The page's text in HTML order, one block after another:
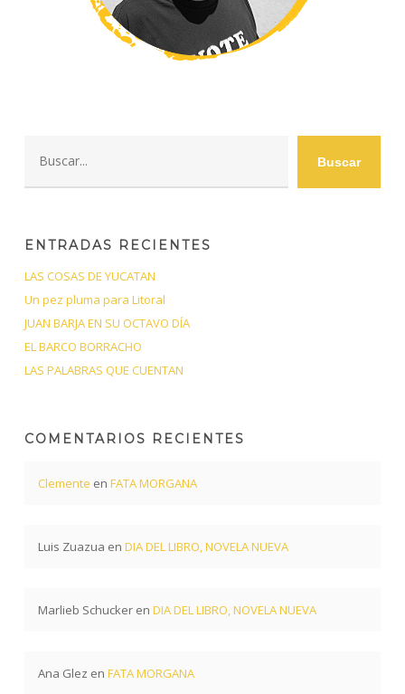
Buscar
ENTRADAS RECIENTES
LAS COSAS DE YUCATAN
Un pez pluma para Litoral
JUAN BARJA EN SU OCTAVO DÍA
EL BARCO BORRACHO
LAS PALABRAS QUE CUENTAN
COMENTARIOS RECIENTES
Clemente en FATA MORGANA
Luis Zuazua en DIA DEL LIBRO, NOVELA NUEVA
Marlieb Schuckeren DIA DEL LIBRO, NOVELA NUEVA
Ana Glez en FATA MORGANA